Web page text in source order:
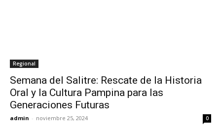
Regional
Semana del Salitre: Rescate de la Historia
Oral y la Cultura Pampina para las
Generaciones Futuras
admin - noviembre 25, 2024 0